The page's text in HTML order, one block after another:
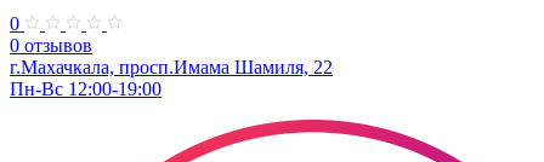
0
0 отзывов
г.Махачкала, просп.​Имама Шамиля, 22
Пн-Вс 12:00-19:00